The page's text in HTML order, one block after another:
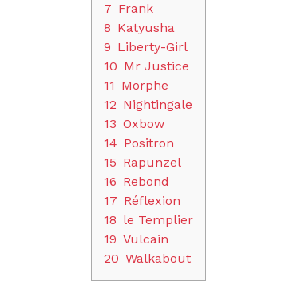
7 Frank
8 Katyusha
9 Liberty-Girl
10 Mr Justice
11 Morphe
12 Nightingale
13 Oxbow
14 Positron
15 Rapunzel
16 Rebond
17 Réflexion
18 le Templier
19 Vulcain
20 Walkabout